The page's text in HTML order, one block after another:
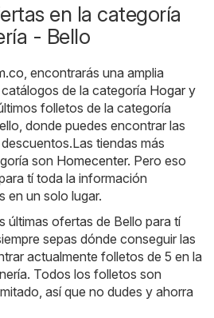
en la categoría
- Bello
, encontrarás una amplia
de la categoría Hogar y
folletos de la categoría
donde puedes encontrar las
tiendas más
son Homecenter. Pero eso
tí toda la información
en un solo lugar.
últimas ofertas de Bello para tí
sepas dónde conseguir las
actualmente folletos de 5 en la
Todos los folletos son
así que no dudes y ahorra